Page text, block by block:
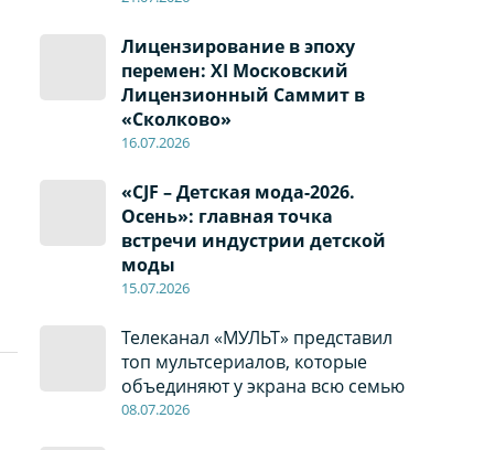
Лицензирование в эпоху
перемен: XI Московский
Лицензионный Саммит в
«Сколково»
16.07.2026
«CJF – Детская мода-2026.
Осень»: главная точка
встречи индустрии детской
моды
15.07.2026
Телеканал «МУЛЬТ» представил
топ мультсериалов, которые
объединяют у экрана всю семью
08.07.2026